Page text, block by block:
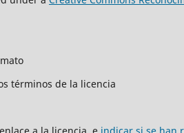
términos de la licencia